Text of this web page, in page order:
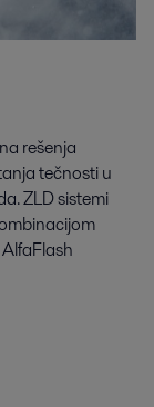
rešenja
tečnosti u
ZLD sistemi